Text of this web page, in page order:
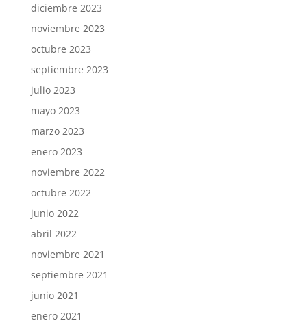
diciembre 2023
noviembre 2023
octubre 2023
septiembre 2023
julio 2023
mayo 2023
marzo 2023
enero 2023
noviembre 2022
octubre 2022
junio 2022
abril 2022
noviembre 2021
septiembre 2021
junio 2021
enero 2021